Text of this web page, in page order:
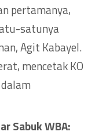
pertamanya,
satunya
Agit Kabayel.
mencetak KO
Sabuk WBA: